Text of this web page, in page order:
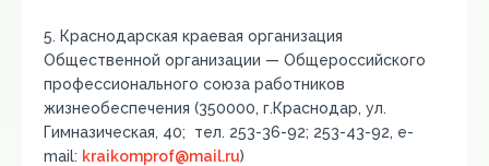
5. Краснодарская краевая организация
Общественной организации — Общероссийского
профессионального союза работников
жизнеобеспечения (350000, г.Краснодар, ул.
Гимназическая, 40; тел. 253-36-92; 253-43-92, е-
mail: kraikomprof@mail.ru)